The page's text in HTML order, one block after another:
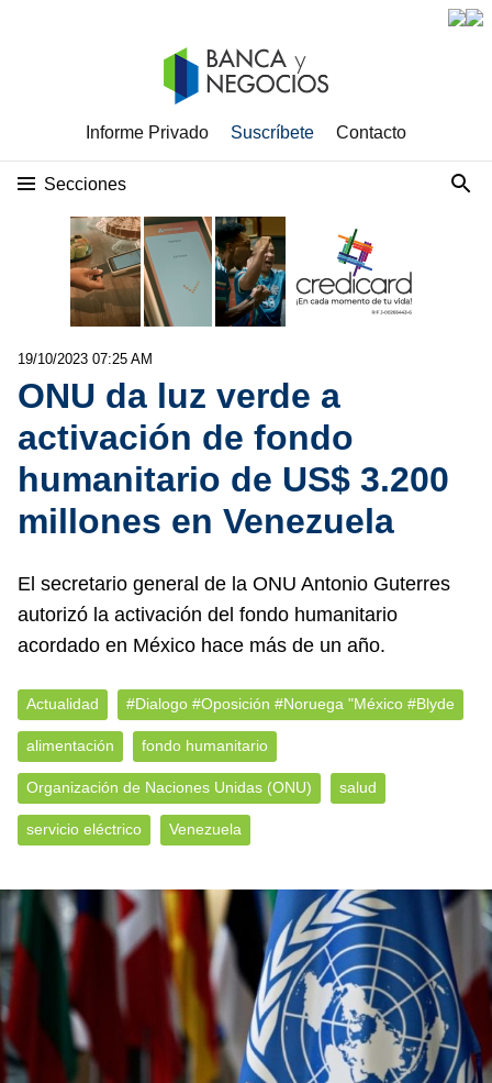
Informe Privado Suscríbete Contacto
Secciones
19/10/2023 07:25 AM
ONU da luz verde a
activación de fondo
humanitario de US$ 3.200
millones en Venezuela
El secretario general de la ONU Antonio Guterres
autorizó la activación del fondo humanitario
acordado en México hace más de un año.
Actualidad #Dialogo #Oposición #Noruega "México #Blyde
alimentación fondo humanitario
Organización de Naciones Unidas (ONU) salud
servicio eléctrico Venezuela